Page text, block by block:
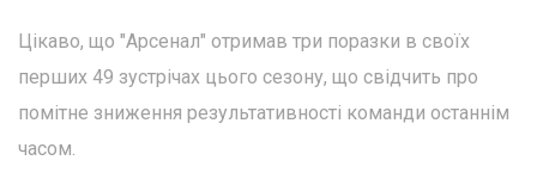
Цікаво, що "Арсенал" отримав три поразки в своїх
перших 49 зустрічах цього сезону, що свідчить про
помітне зниження результативності команди останнім
часом.